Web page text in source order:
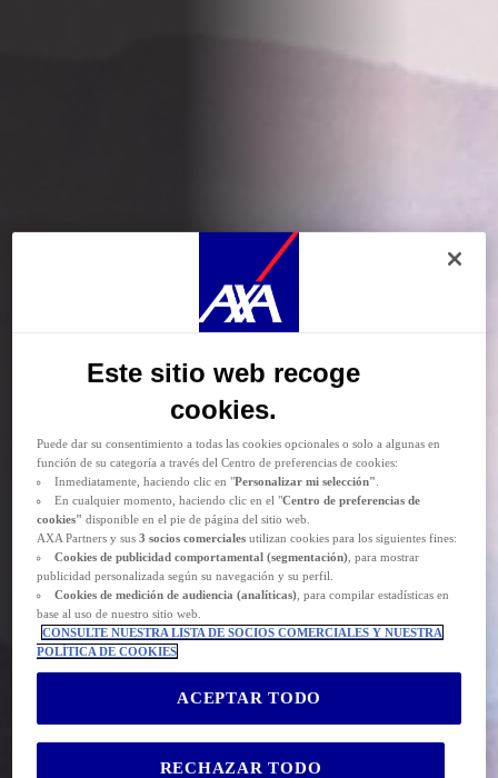
Este sitio web recoge
cookies.
Durante la navegación por este sitio web se depositan
(estrictamente necesarias). También puede consentir el depósito de
cookies opcionales, ya sea por parte de AXA Partners o de terceros proveedores,
para los fines descritos a continuación.
la navegación por el sitio web. AXA Partners o terceros proveedores pueden
depositar cookies opcionales para los fines que se indican a continuación.
aceptarorechazarel
Puede dar su consentimiento a todas las cookies opcionales o solo a algunas en
función de su categoría a través del Centro de preferencias de cookies:
Inmediatamente, haciendo clic en "Personalizar mi selección"
En cualquier momento, haciendo clic en el "Centro de preferencias de
cookies" disponible en el pie de página del sitio web.
AXA Partners y sus3 socios comerciales utilizan cookies para los siguientes fines:
Cookies de publicidad comportamental (segmentación), para mostrar
publicidad personalizada según su navegación y su perfil.
Cookies de medición de audiencia (analíticas), para compilar estadísticas en
base al uso de nuestro sitio web.
CONSULTE NUESTRA LISTA DE SOCIOS COMERCIALES Y NUESTRA
POLÍTICA DE COOKIES
RECHAZAR TODO
ACEPTAR TODO